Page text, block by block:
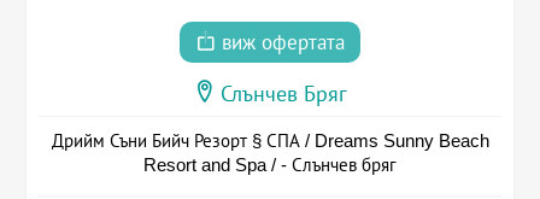
виж офертата
Слънчев Бряг
Дрийм Съни Бийч Резорт § СПА / Dreams Sunny Beach
Resort and Spa / - Слънчев бряг